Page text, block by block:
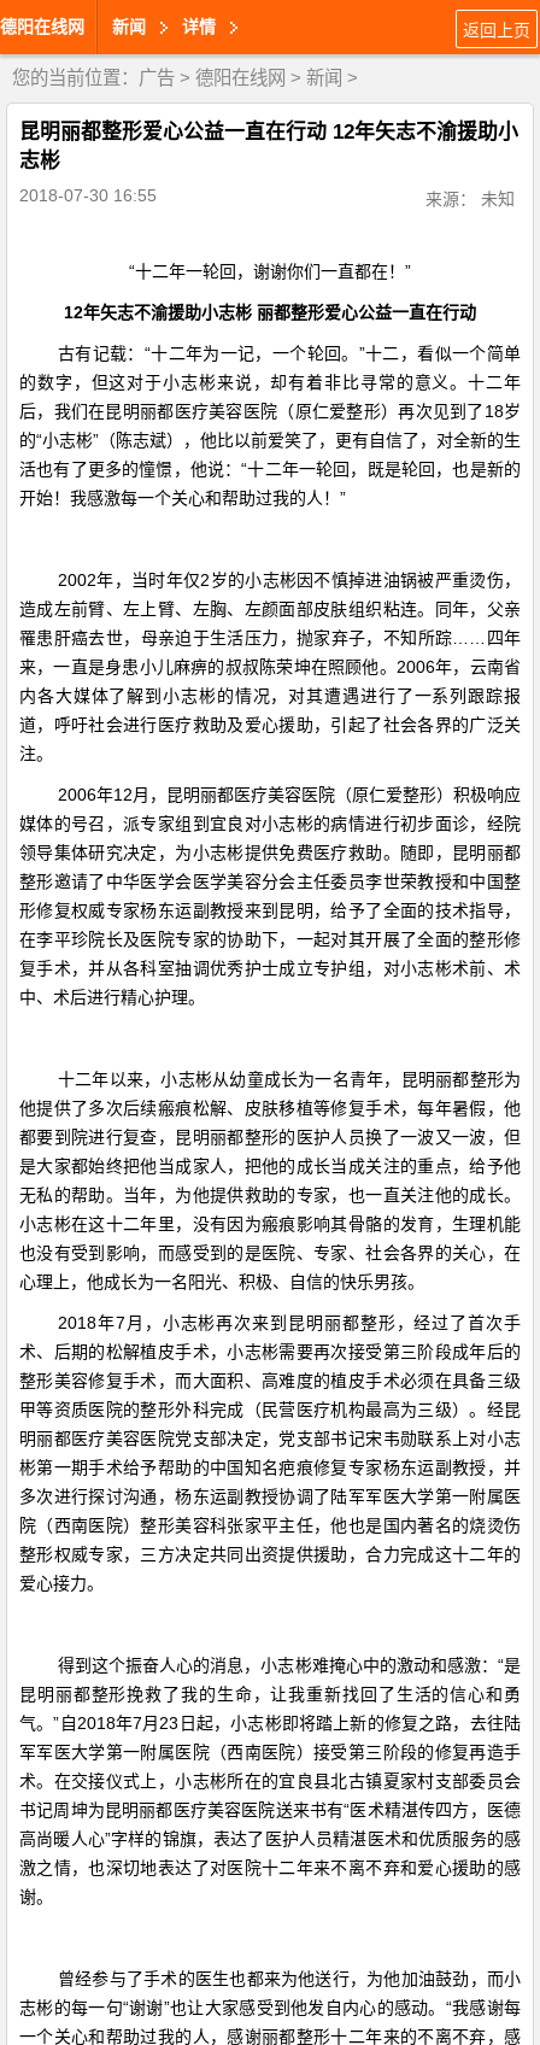
德阳在线网 新闻 详情 返回上页
您的当前位置： 广告 > 德阳在线网 > 新闻 >
昆明丽都整形爱心公益一直在行动 12年矢志不渝援助小
志彬
2018-07-30 16:55 来源： 未知
“十二年一轮回，谢谢你们一直都在！”
12年矢志不渝援助小志彬 丽都整形爱心公益一直在行动
古有记载：“十二年为一记，一个轮回。”十二，看似一个简单
的数字，但这对于小志彬来说，却有着非比寻常的意义。十二年
后，我们在昆明丽都医疗美容医院（原仁爱整形）再次见到了18岁
的“小志彬”（陈志斌），他比以前爱笑了，更有自信了，对全新的生
活也有了更多的憧憬，他说：“十二年一轮回，既是轮回，也是新的
开始！我感激每一个关心和帮助过我的人！”
2002年，当时年仅2岁的小志彬因不慎掉进油锅被严重烫伤，
造成左前臂、左上臂、左胸、左颜面部皮肤组织粘连。同年，父亲
罹患肝癌去世，母亲迫于生活压力，抛家弃子，不知所踪……四年
来，一直是身患小儿麻痹的叔叔陈荣坤在照顾他。2006年，云南省
内各大媒体了解到小志彬的情况，对其遭遇进行了一系列跟踪报
道，呼吁社会进行医疗救助及爱心援助，引起了社会各界的广泛关
注。
2006年12月，昆明丽都医疗美容医院（原仁爱整形）积极响应
媒体的号召，派专家组到宜良对小志彬的病情进行初步面诊，经院
领导集体研究决定，为小志彬提供免费医疗救助。随即，昆明丽都
整形邀请了中华医学会医学美容分会主任委员李世荣教授和中国整
形修复权威专家杨东运副教授来到昆明，给予了全面的技术指导，
在李平珍院长及医院专家的协助下，一起对其开展了全面的整形修
复手术，并从各科室抽调优秀护士成立专护组，对小志彬术前、术
中、术后进行精心护理。
十二年以来，小志彬从幼童成长为一名青年，昆明丽都整形为
他提供了多次后续瘢痕松解、皮肤移植等修复手术，每年暑假，他
都要到院进行复查，昆明丽都整形的医护人员换了一波又一波，但
是大家都始终把他当成家人，把他的成长当成关注的重点，给予他
无私的帮助。当年，为他提供救助的专家，也一直关注他的成长。
小志彬在这十二年里，没有因为瘢痕影响其骨骼的发育，生理机能
也没有受到影响，而感受到的是医院、专家、社会各界的关心，在
心理上，他成长为一名阳光、积极、自信的快乐男孩。
2018年7月，小志彬再次来到昆明丽都整形，经过了首次手
术、后期的松解植皮手术，小志彬需要再次接受第三阶段成年后的
整形美容修复手术，而大面积、高难度的植皮手术必须在具备三级
甲等资质医院的整形外科完成（民营医疗机构最高为三级）。经昆
明丽都医疗美容医院党支部决定，党支部书记宋韦勋联系上对小志
彬第一期手术给予帮助的中国知名疤痕修复专家杨东运副教授，并
多次进行探讨沟通，杨东运副教授协调了陆军军医大学第一附属医
院（西南医院）整形美容科张家平主任，他也是国内著名的烧烫伤
整形权威专家，三方决定共同出资提供援助，合力完成这十二年的
爱心接力。
得到这个振奋人心的消息，小志彬难掩心中的激动和感激：“是
昆明丽都整形挽救了我的生命，让我重新找回了生活的信心和勇
气。”自2018年7月23日起，小志彬即将踏上新的修复之路，去往陆
军军医大学第一附属医院（西南医院）接受第三阶段的修复再造手
术。在交接仪式上，小志彬所在的宜良县北古镇夏家村支部委员会
书记周坤为昆明丽都医疗美容医院送来书有“医术精湛传四方，医德
高尚暖人心”字样的锦旗，表达了医护人员精湛医术和优质服务的感
激之情，也深切地表达了对医院十二年来不离不弃和爱心援助的感
谢。
曾经参与了手术的医生也都来为他送行，为他加油鼓劲，而小
志彬的每一句“谢谢”也让大家感受到他发自内心的感动。“我感谢每
一个关心和帮助过我的人，感谢丽都整形十二年来的不离不弃，感